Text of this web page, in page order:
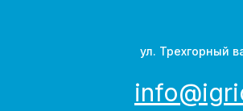
ул. Трехгорный